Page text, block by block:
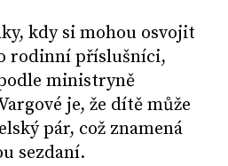
kdy si mohou osvojit
rodinní příslušníci,
ministryně
je, že dítě může
pár, což znamená
sezdaní.